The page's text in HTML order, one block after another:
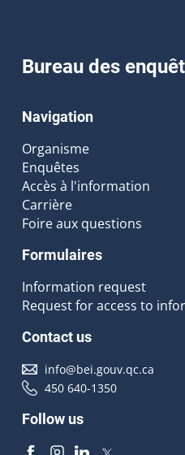
Bureau des
Navigation
Organisme
Enquêtes
Accès à l'information
Carrière
Foire aux questions
Formulaires
Information request
Request for access to
Contact us
info@bei.gouv.qc.ca
450 640-1350
Follow us